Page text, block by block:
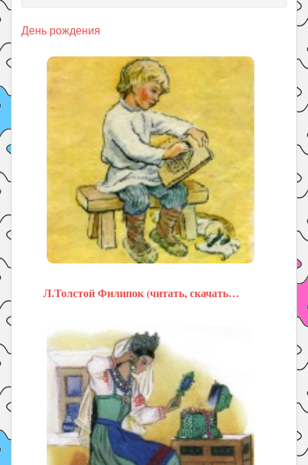
День рождения
Л.Толстой Филипок (читать, скачать…